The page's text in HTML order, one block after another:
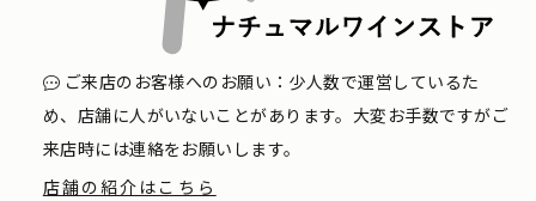
ご来店のお客様へのお願い：少人数で運営しているた
め、店舗に人がいないことがあります。大変お手数ですがご
来店時には連絡をお願いします。
店舗の紹介はこちら